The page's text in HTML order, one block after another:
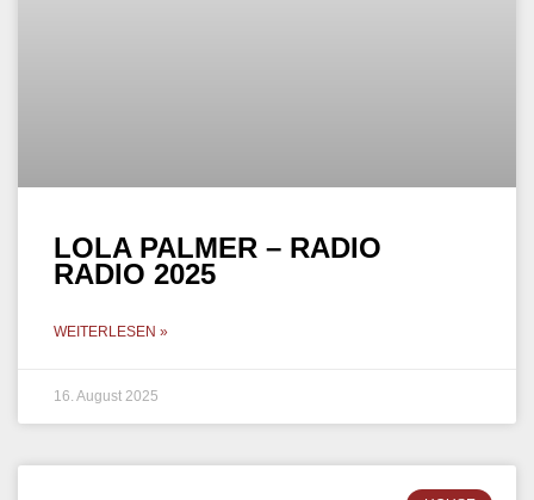
LOLA PALMER – RADIO
RADIO 2025
WEITERLESEN »
16. August 2025